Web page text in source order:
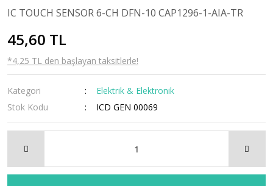
IC TOUCH SENSOR 6-CH DFN-10 CAP1296-1-AIA-TR
45,60 TL
*4,25 TL den başlayan taksitlerle!
Kategori
Elektrik & Elektronik
Stok Kodu
ICD GEN 00069